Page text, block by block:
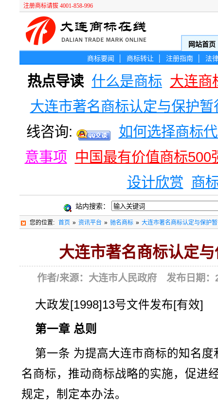
注册商标请拔 4001-858-996
网站首页
商标要闻
商标转让 注册指南 法
热点导读 什么是商标 大连商
大连市著名商标认定与保护暂
线咨询:
如何选择商标
意事项 中国最有价值商标500
设计欣赏 商
站内搜索：
您的位置: 首页 » 资讯平台 » 驰名商标 » 大连市著名商标认定与保护
大连市著名商标认定
作者/来源：大连市人民政府 发布日期
大政发[1998]13号文件发布[有效]
第一章 总则
第一条 为提高大连市商标的知名
名商标，推动商标战略的实施，促进
规定，制定本办法。